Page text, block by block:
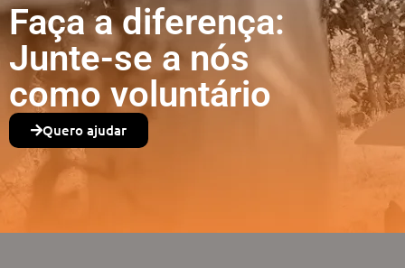
Faça a diferença:
Junte-se a nós
como voluntário
Quero ajudar